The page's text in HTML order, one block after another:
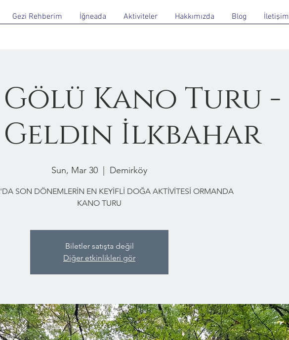
Gezi Rehberim İğneada Aktiviteler Hakkımızda Blog İletişim
Kano Turu -
Geldin İlkbahar
Sun, Mar 30 Demirköy
SON DÖNEMLERİN EN KEYİFLİ DOĞA AKTİVİTESİ ORMANDA
KANO TURU
Biletler satışta değil
Diğer etkinlikleri gör